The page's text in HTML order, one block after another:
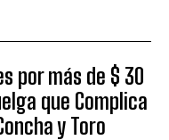
por más de $ 30
que Complica
y Toro